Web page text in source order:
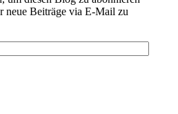
neue Beiträge via E-Mail zu